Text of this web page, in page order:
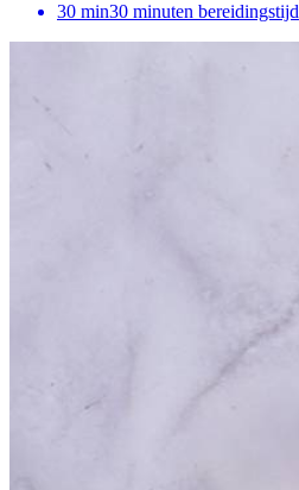
30 min30 minuten bereidingstijd